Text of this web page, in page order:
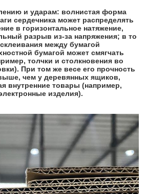
и ударам: волнистая форма
сердечника может распределять
в горизонтальное натяжение,
разрыв из-за напряжения; в то
между бумагой
бумагой может смягчать
толчки и столкновения во
При том же весе его прочность
чем у деревянных ящиков,
внутренние товары (например,
изделия).